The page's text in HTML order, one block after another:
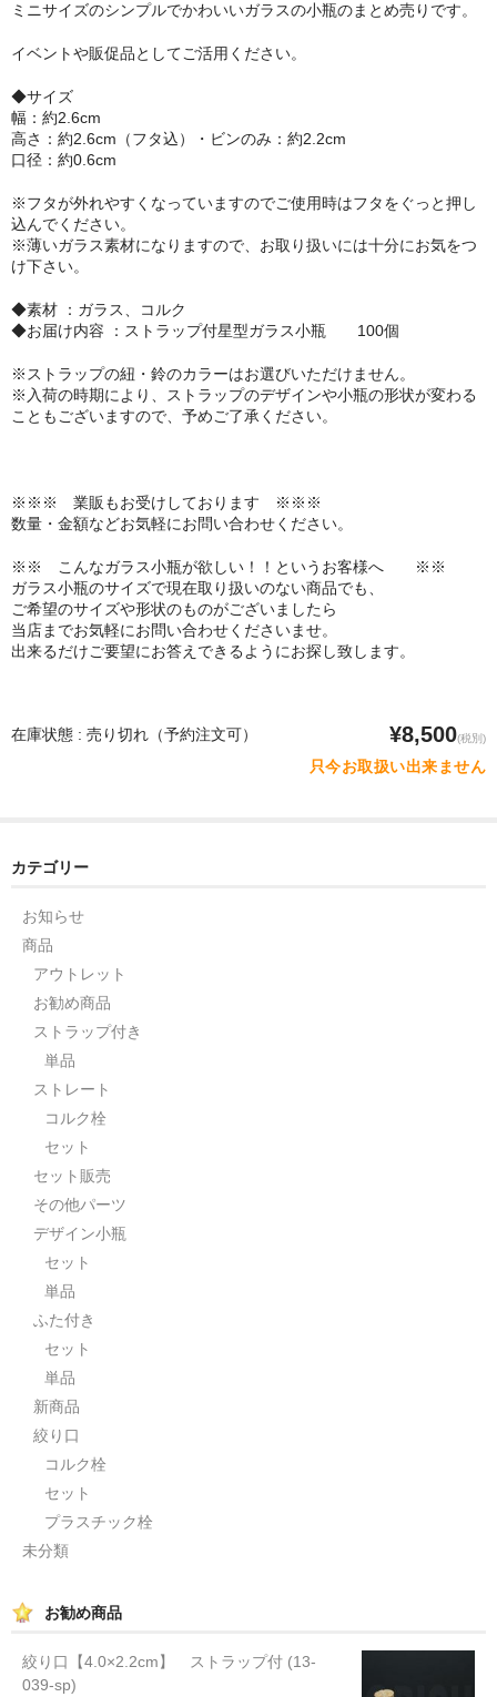
お問い合わせ
ミニサイズのシンプルでかわいいガラスの小瓶のまとめ売りです。
イベントや販促品としてご活用ください。
◆サイズ
幅：約2.6cm
高さ：約2.6cm（フタ込）・ビンのみ：約2.2cm
口径：約0.6cm
※フタが外れやすくなっていますのでご使用時はフタをぐっと押し
込んでください。
※薄いガラス素材になりますので、お取り扱いには十分にお気をつ
け下さい。
◆素材 ：ガラス、コルク
◆お届け内容 ：ストラップ付星型ガラス小瓶 100個
※ストラップの紐・鈴のカラーはお選びいただけません。
※入荷の時期により、ストラップのデザインや小瓶の形状が変わる
こともございますので、予めご了承ください。
※※※ 業販もお受けしております ※※※
数量・金額などお気軽にお問い合わせください。
※※ こんなガラス小瓶が欲しい！！というお客様へ ※※
ガラス小瓶のサイズで現在取り扱いのない商品でも、
ご希望のサイズや形状のものがございましたら
当店までお気軽にお問い合わせくださいませ。
出来るだけご要望にお答えできるようにお探し致します。
在庫状態 : 売り切れ（予約注文可） ¥8,500(税別)
只今お取扱い出来ません
カテゴリー
お知らせ
商品
アウトレット
お勧め商品
ストラップ付き
単品
ストレート
コルク栓
セット
セット販売
その他パーツ
デザイン小瓶
セット
単品
ふた付き
セット
単品
新商品
絞り口
コルク栓
セット
プラスチック栓
未分類
お勧め商品
絞り口【4.0×2.2cm】 ストラップ付 (13-
039-sp)